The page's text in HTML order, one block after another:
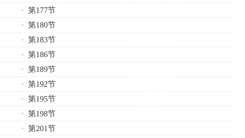
第177节
第180节
第183节
第186节
第189节
第192节
第195节
第198节
第201节